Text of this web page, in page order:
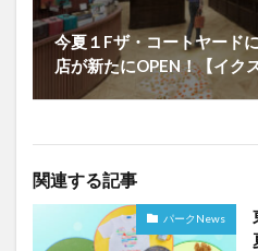
今夏１Fザ・コートヤード
店が新たにOPEN！【イク
関連する記事
パークNews